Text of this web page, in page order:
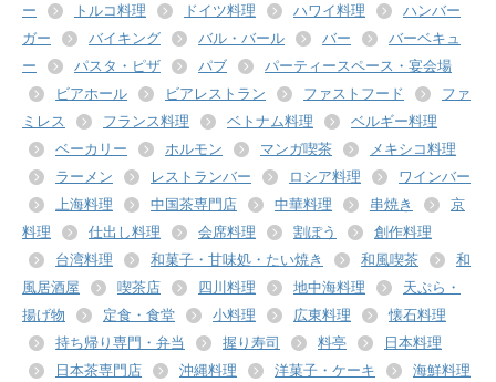
ー
トルコ料理 ドイツ料理 ハワイ料理
ハンバー
ガー
バイキング バル・バール バー
バーベキュ
ー
パスタ・ピザ パブ
パーティースペース・宴会場
ビアホール
ビアレストラン ファストフード
ファ
ミレス
フランス料理 ベトナム料理
ベルギー料理
ベーカリー
ホルモン マンガ喫茶
メキシコ料理
ラーメン
レストランバー ロシア料理
ワインバー
上海料理
中国茶専門店 中華料理 串焼き
京
料理
仕出し料理 会席料理 割ぽう
創作料理
台湾料理
和菓子・甘味処・たい焼き 和風喫茶
和
風居酒屋
喫茶店 四川料理 地中海料理
天ぷら・
揚げ物
定食・食堂 小料理 広東料理
懐石料理
持ち帰り専門・弁当
握り寿司 料亭
日本料理
日本茶専門店
沖縄料理 洋菓子・ケーキ
海鮮料理